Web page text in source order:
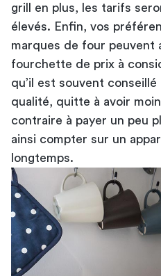
grill en plus, les tarifs
élevés. Enfin, vos
marques de four peuvent
fourchette de prix à
qu’il est souvent
qualité, quitte à avoir
contraire à payer un peu
ainsi compter sur un
longtemps.